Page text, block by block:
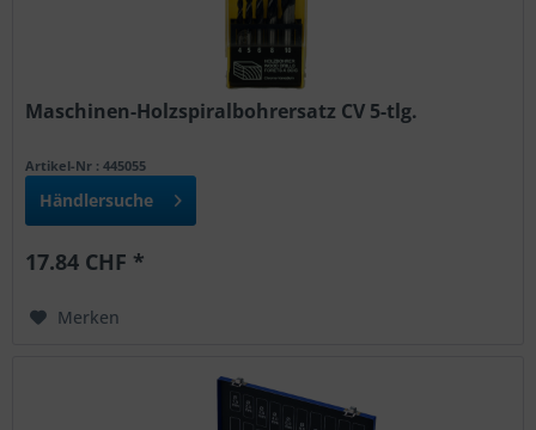
Maschinen-Holzspiralbohrersatz CV 5-tlg.
Artikel-Nr : 445055
Händlersuche
17.84 CHF *
Merken